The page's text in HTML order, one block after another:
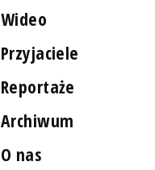
Wideo
Przyjaciele
Reportaże
Archiwum
O nas